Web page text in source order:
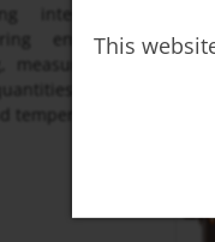
international
enterprises
measuring and
of flow
temperature.
This